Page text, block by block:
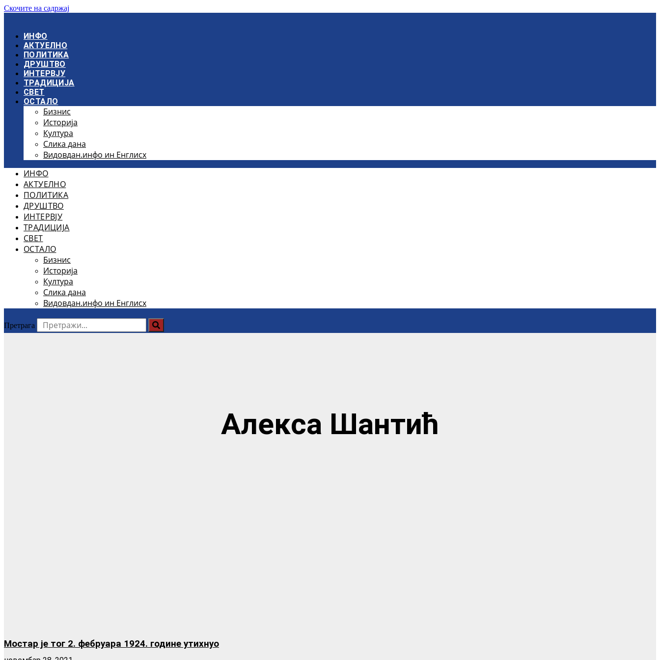
Скочите на садржај
ИНФО
АКТУЕЛНО
ПОЛИТИКА
ДРУШТВО
ИНТЕРВЈУ
ТРАДИЦИЈА
СВЕТ
ОСТАЛО
Бизнис
Историја
Култура
Слика дана
Видовдан.инфо ин Енглисх
ИНФО
АКТУЕЛНО
ПОЛИТИКА
ДРУШТВО
ИНТЕРВЈУ
ТРАДИЦИЈА
СВЕТ
ОСТАЛО
Бизнис
Историја
Култура
Слика дана
Видовдан.инфо ин Енглисх
Претрага
Алекса Шантић
Мостар је тог 2. фебруара 1924. године утихнуо